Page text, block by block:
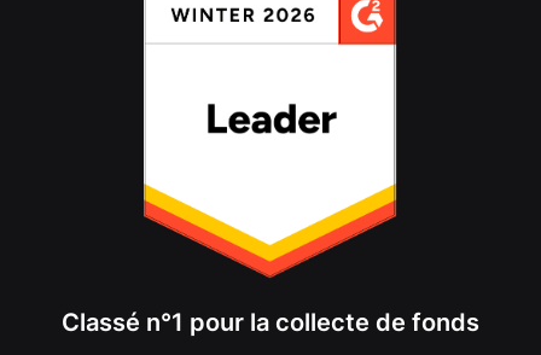
Classé n°1 pour la collecte de fonds